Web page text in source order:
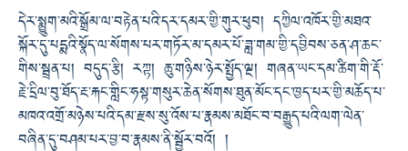
དེར་སྨྱུག་མའི་སྒྲོམ་ལ་བརྟེན་པའི་དར་དམར་གྱི་གུར་ཕུབ། དཀྱིལ་འཁོར་གྱི་མཐའ་
སྐོར་དུ་པདྨའི་སྣོད་ལ་སོགས་པར་གཏོར་མ་དམར་པོ་ཟླ་གམ་གྱི་དབྱིབས་ཅན་ཤ་ཆང་
གིས་སྦྲན་པ། བདུད་རྩི། རཀྟ། ཆུ་གཉིས་ཉེར་སྤྱོད་ལྔ། གཞན་ཡང་དམ་ཚིག་གི་རྡོ་
རྗེ་དྲིལ་བུ་ཐོད་རྔ་རྐང་གླིང་ཧསྟ་གསུར་ཆེན་སོགས་ཐུན་མོང་དང་ཁྱད་པར་གྱི་མཆོད་པ་
མཁའ་འགྲོ་མཉེས་པའི་དམ་རྫས་སུ་འོས་པ་རྣམས་མཐོང་བ་བརྒྱུད་པའི་ལག་ལེན་
བཞིན་དུ་བཤམ་པར་བྱ་བ་རྣམས་ནི་སྦྱོར་བའོ། །